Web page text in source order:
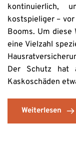
kontinuierlich,
kostspieliger –
Booms. Um
eine Vielzahl
Der Schutz hat
Kaskoschäden
Weiterlesen